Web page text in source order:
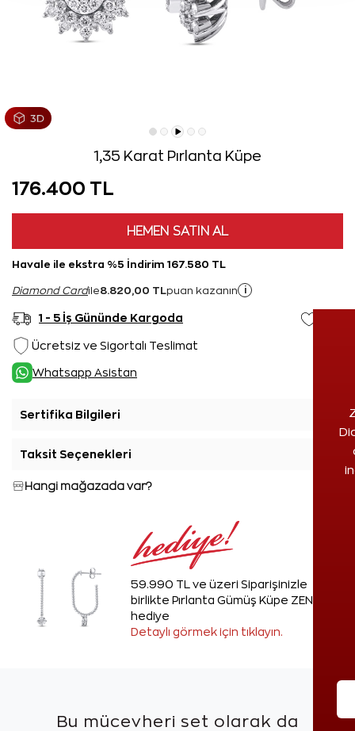
1,35 Karat Pırlanta Küpe
176.400 TL
HEMEN SATIN AL
Havale ile ekstra %5 İndirim 167.580 TL
Diamond Cardile8.820,00 TL puan kazanın i
1 - 5 İş Gününde Kargoda
Ücretsiz ve Sigortalı Teslimat
Whatsapp Asistan
Sertifika Bilgileri
Taksit Seçenekleri
Hangi mağazada var?
59.990 TL ve üzeri Siparişinizle
birlikte Pırlanta Gümüş Küpe ZEN'den
hediye
Detaylı görmek için tıklayın.
Bu mücevheri set olarak da